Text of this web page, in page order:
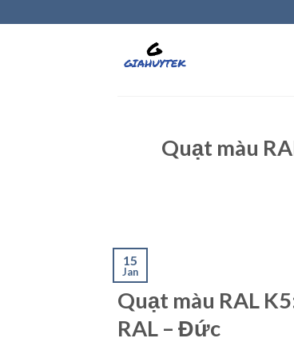
to
Quạt màu
15
Jan
Quạt màu RAL
RAL – Đức